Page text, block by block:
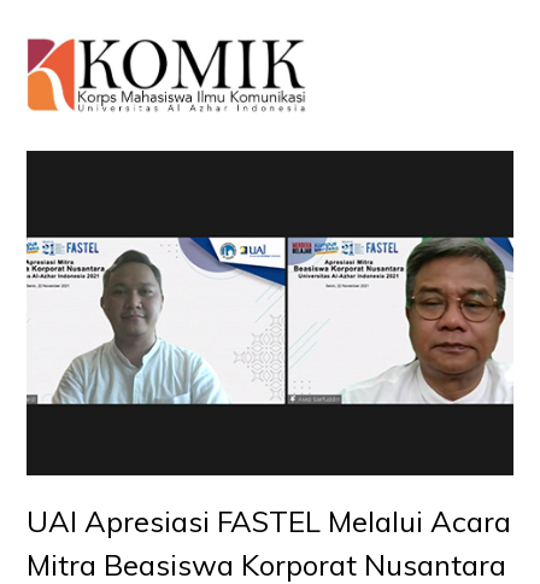
UAI Apresiasi FASTEL Melalui Acara
Mitra Beasiswa Korporat Nusantara